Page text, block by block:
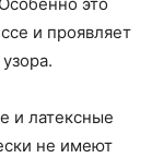
и проявляет
и латексные
не имеют